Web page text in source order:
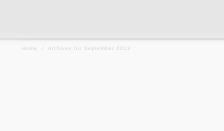
Home / Archives for September 2013